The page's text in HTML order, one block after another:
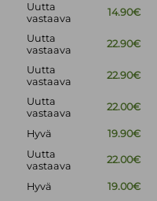
Uutta
vastaava
14.90€
Uutta
vastaava
22.90€
Uutta
vastaava
22.90€
Uutta
vastaava
22.00€
Hyvä 19.90€
Uutta
vastaava
22.00€
Hyvä
19.00€